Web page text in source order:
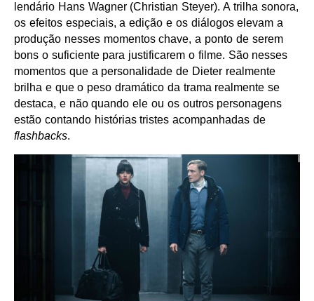
lendário Hans Wagner (Christian Steyer). A trilha sonora,
os efeitos especiais, a edição e os diálogos elevam a
produção nesses momentos chave, a ponto de serem
bons o suficiente para justificarem o filme. São nesses
momentos que a personalidade de Dieter realmente
brilha e que o peso dramático da trama realmente se
destaca, e não quando ele ou os outros personagens
estão contando histórias tristes acompanhadas de
flashbacks.